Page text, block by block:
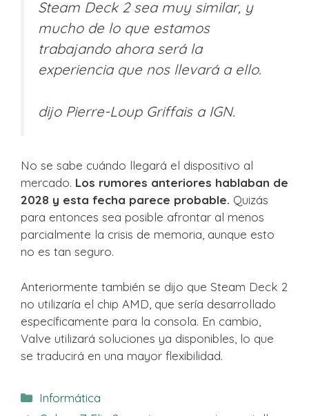
Steam Deck 2 sea muy similar, y
mucho de lo que estamos
trabajando ahora será la
experiencia que nos llevará a ello.
dijo Pierre-Loup Griffais a IGN.
No se sabe cuándo llegará el dispositivo al
mercado. Los rumores anteriores hablaban de
2028 y esta fecha parece probable. Quizás
para entonces sea posible afrontar al menos
parcialmente la crisis de memoria, aunque esto
no es tan seguro.
Anteriormente también se dijo que Steam Deck 2
no utilizaría el chip AMD, que sería desarrollado
específicamente para la consola. En cambio,
Valve utilizará soluciones ya disponibles, lo que
se traducirá en una mayor flexibilidad.
Categorías
Informática